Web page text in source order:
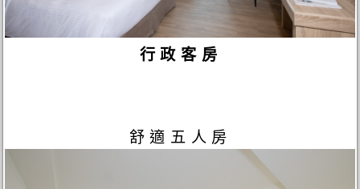
行政客房
舒適五人房